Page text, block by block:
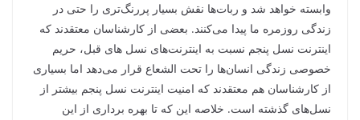
وابسته خواهد شد و ربات‌ها نقش بسیار پررنگ‌تری را حتی در
زندگی روزمره ما پیدا می‌کنند. بعضی از کارشناسان معتقدند که
اینترنت نسل پنجم نسبت به اینترنت‌های نسل های قبل، حریم
خصوصی زندگی انسان‌ها را تحت الشعاع قرار می‌دهد اما بسیاری
از کارشناسان هم معتقدند که امنیت اینترنت نسل پنجم بیشتر از
نسل‌های گذشته است. خلاصه این که تا بهره برداری از این